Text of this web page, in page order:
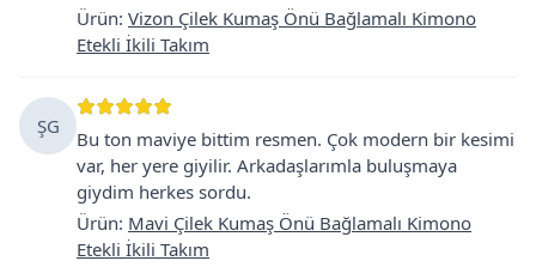
Ürün: Vizon Çilek Kumaş Önü Bağlamalı Kimono
Etekli İkili Takım
ŞG
Bu ton maviye bittim resmen. Çok modern bir kesimi
var, her yere giyilir. Arkadaşlarımla buluşmaya
giydim herkes sordu.
Ürün: Mavi Çilek Kumaş Önü Bağlamalı Kimono
Etekli İkili Takım